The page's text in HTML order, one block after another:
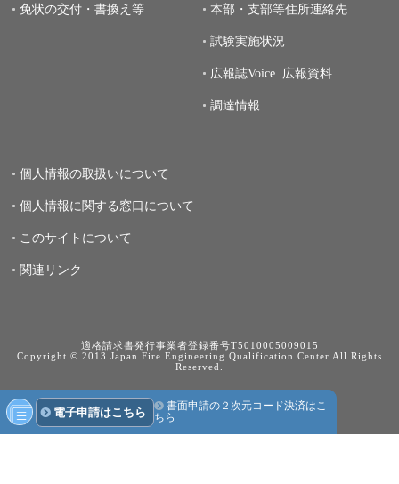
免状の交付・書換え等 本部・支部等住所連絡先
試験実施状況
広報誌Voice. 広報資料
調達情報
個人情報の取扱いについて
個人情報に関する窓口について
このサイトについて
関連リンク
適格請求書発行事業者登録番号T5010005009015
Copyright © 2013 Japan Fire Engineering Qualification Center All Rights
Reserved.
電子申請はこちら
書面申請の２次元コード決済はこ
ちら